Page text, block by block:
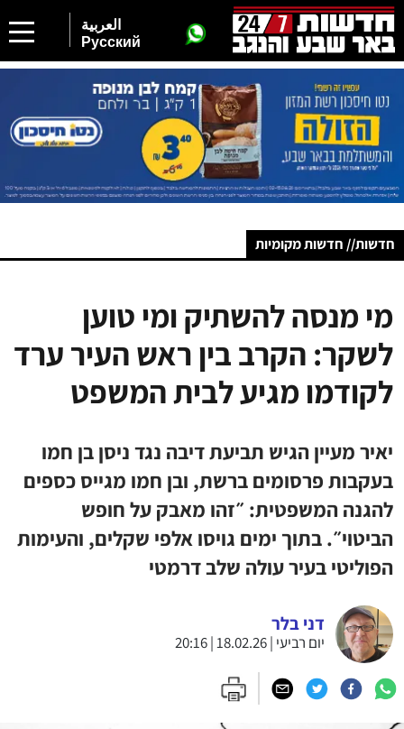
العربية
Русский
חדשות// חדשות מקומיות
מי מנסה להשתיק ומי טוען
לשקר: הקרב בין ראש העיר ערד
לקודמו מגיע לבית המשפט
יאיר מעיין הגיש תביעת דיבה נגד ניסן בן חמו
בעקבות פרסומים ברשת, ובן חמו מגייס כספים
להגנה המשפטית: ״זהו מאבק על חופש
הביטוי״. בתוך ימים גויסו אלפי שקלים, והעימות
הפוליטי בעיר עולה שלב דרמטי
דני בלר
יום רביעי | 18.02.26 | 20:16